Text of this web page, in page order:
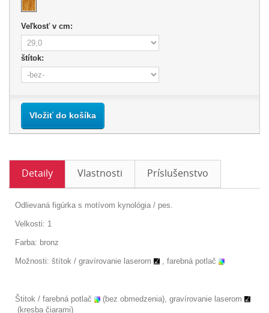
Veľkosť v cm:
štítok:
Vložiť do košíka
Detaily Vlastnosti Príslušenstvo
Odlievaná figúrka s motívom kynológia / pes.
Velkosti: 1
Farba: bronz
Možnosti: štítok / gravírovanie laserom , farebná potlač
Štitok / farebná potlač
(bez obmedzenia), gravírovanie laserom
(kresba čiarami)